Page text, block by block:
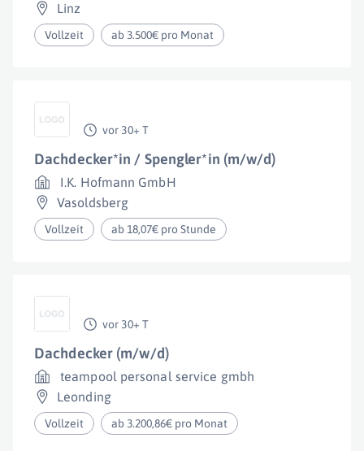
Linz
Vollzeit ab 3.500€ pro Monat
vor 30+ T
Dachdecker*in / Spengler*in (m/w/d)
I.K. Hofmann GmbH
Vasoldsberg
Vollzeit ab 18,07€ pro Stunde
vor 30+ T
Dachdecker (m/w/d)
teampool personal service gmbh
Leonding
Vollzeit ab 3.200,86€ pro Monat